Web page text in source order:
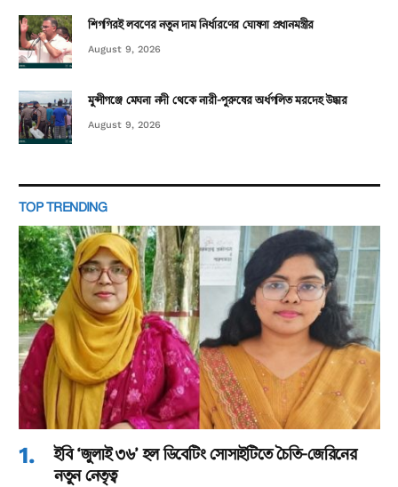
শিগগিরই লবণের নতুন দাম নির্ধারণের ঘোষণা প্রধানমন্ত্রীর
August 9, 2026
মুন্সীগঞ্জে মেঘনা নদী থেকে নারী-পুরুষের অর্ধগলিত মরদেহ উদ্ধার
August 9, 2026
TOP TRENDING
ইবি ‘জুলাই ৩৬’ হল ডিবেটিং সোসাইটিতে চৈতি-জেরিনের
নতুন নেতৃত্ব